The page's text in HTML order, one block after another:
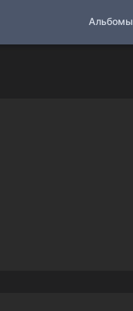
Альбомы